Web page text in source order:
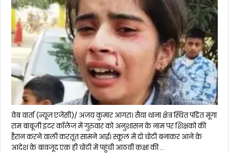
वेब वार्ता (न्यूज़ एजेंसी)/ अजय कुमार आगरा। सैया थाना क्षेत्र स्थित पंडित मूंगा
राम बाबूजी इंटर कॉलेज में गुरुवार को अनुशासन के नाम पर शिक्षकों की
हैरान करने वाली करतूत सामने आई। स्कूल में दो चोटी बनाकर आने के
आदेश के बावजूद एक ही चोटी में पहुंची आठवीं कक्षा की …